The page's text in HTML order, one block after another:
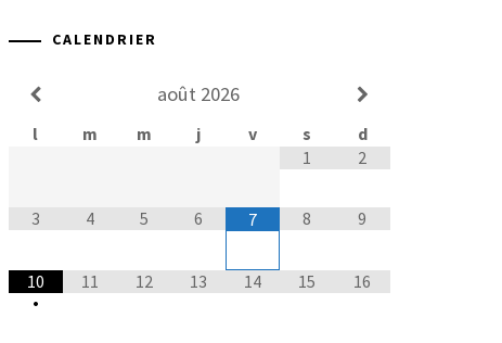
CALENDRIER
août 2026
l m m j v s
d
1
2
3 4 5 6 7 8 9
10
•
11 12 13 14 15 16